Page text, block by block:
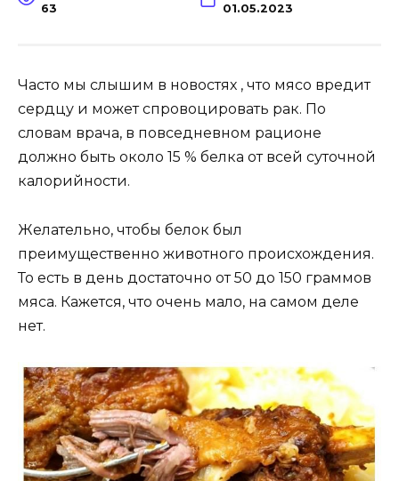
63 01.05.2023
Часто мы слышим в новостях , что мясо вредит
сердцу и может спровоцировать рак. По
словам врача, в повседневном рационе
должно быть около 15 % белка от всей суточной
калорийности.
Желательно, чтобы белок был
преимущественно животного происхождения.
То есть в день достаточно от 50 до 150 граммов
мяса. Кажется, что очень мало, на самом деле
нет.